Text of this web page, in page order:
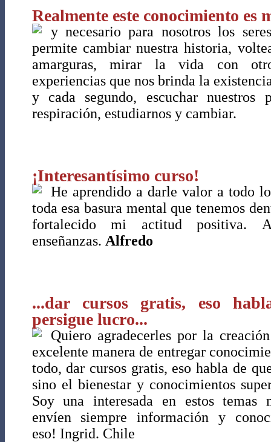
Realmente este conocimiento es
y necesario para nosotros los
permite cambiar nuestra historia,
amarguras, mirar la vida con
experiencias que nos brinda la
y cada segundo, escuchar nuestros
respiración, estudiarnos y cambiar.
¡Interesantísimo curso!
He aprendido a darle valor a todo
toda esa basura mental que tenemos
fortalecido mi actitud positiva.
enseñanzas. Alfredo
...dar cursos gratis, eso
persigue lucro...
Quiero agradecerles por la
excelente manera de entregar
todo, dar cursos gratis, eso habla de
sino el bienestar y conocimientos
Soy una interesada en estos temas
envíen siempre información y
eso! Ingrid. Chile